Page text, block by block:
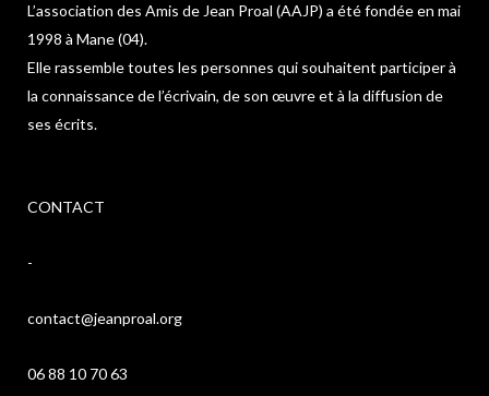
L’association des Amis de Jean Proal (AAJP) a été fondée en mai
1998 à Mane (04).
Elle rassemble toutes les personnes qui souhaitent participer à
la connaissance de l’écrivain, de son œuvre et à la diffusion de
ses écrits.
CONTACT
-
contact@jeanproal.org
06 88 10 70 63